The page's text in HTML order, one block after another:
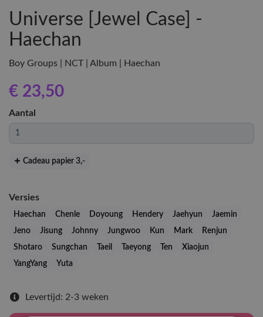
Universe [Jewel Case] -
Haechan
Boy Groups | NCT | Album | Haechan
€ 23,50
Aantal
Cadeau papier 3,-
Versies
Haechan Chenle Doyoung Hendery Jaehyun
Jaemin
Jeno
Jisung Johnny Jungwoo Kun Mark
Renjun
Shotaro
Sungchan Taeil Taeyong Ten
Xiaojun
YangYang
Yuta
Levertijd: 2-3 weken